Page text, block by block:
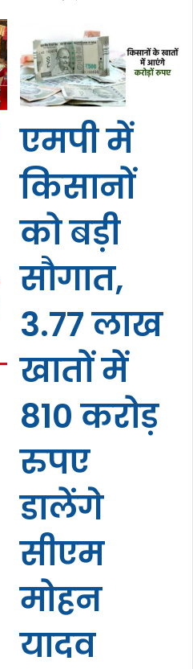
एमपी में
किसानों
को बड़ी
सौगात,
3.77 लाख
खातों में
810 करोड़
रुपए
डालेंगे
सीएम
मोहन
यादव